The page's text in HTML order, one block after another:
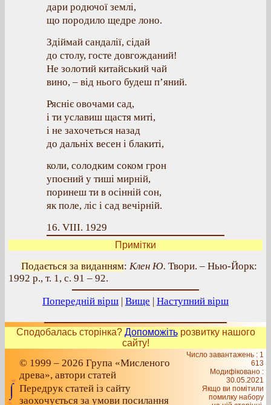
дари родючої землі,
що породило щедре лоно.
Здіймай сандалії, сідай
до столу, госте довгожданий!
Не золотий китайський чай
вино, – від нього будеш п’яний.
Рясніє овочами сад,
і ти уславиш щастя миті,
і не захочеться назад
до дальніх весен і блакиті,
коли, солодким соком грон
упоєний у тиші мирній,
поринеш ти в осінній сон,
як поле, ліс і сад вечірній.
16. VIII. 1929
Примітки
Подається за виданням: Клен Ю. Твори. – Нью-Йорк:
1992 р., т. 1, с. 91 – 92.
Попередній вірш | Вище | Наступний вірш
Сподобалась сторінка? Допоможітьрозвитку нашого
сайту!
© 1999 – 2026 Група «Мисленого
древа», автори статей
Передрук статей із сайту
заохочується за умови посилання
Число завантажень : 1
613
Модифіковано :
30.05.2021
Якщо ви помітили
помилку набору